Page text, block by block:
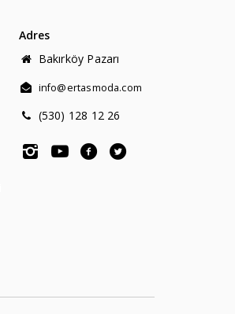
Adres
Bakırköy Pazarı
info@ertasmoda.com
(530) 128 12 26